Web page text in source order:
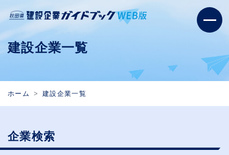
建設企業一覧
ホーム 建設企業一覧
企業検索